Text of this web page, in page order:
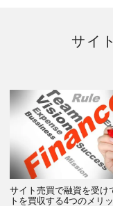
サイ
サイト売買で融資を受け
トを買収する4つのメリ